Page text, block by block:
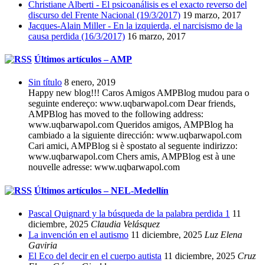
Christiane Alberti - El psicoanálisis es el exacto reverso del
discurso del Frente Nacional (19/3/2017) 19 marzo, 2017
Jacques-Alain Miller - En la izquierda, el narcisismo de la
causa perdida (16/3/2017) 16 marzo, 2017
Últimos artículos – AMP
Sin título 8 enero, 2019
Happy new blog!!! Caros Amigos AMPBlog mudou para o
seguinte endereço: www.uqbarwapol.com Dear friends,
AMPBlog has moved to the following address:
www.uqbarwapol.com Queridos amigos, AMPBlog ha
cambiado a la siguiente dirección: www.uqbarwapol.com
Cari amici, AMPBlog si è spostato al seguente indirizzo:
www.uqbarwapol.com Chers amis, AMPBlog est à une
nouvelle adresse: www.uqbarwapol.com
Últimos artículos – NEL-Medellín
Pascal Quignard y la búsqueda de la palabra perdida 1 11
diciembre, 2025 Claudia Velásquez
La invención en el autismo 11 diciembre, 2025 Luz Elena
Gaviria
El Eco del decir en el cuerpo autista 11 diciembre, 2025 Cruz